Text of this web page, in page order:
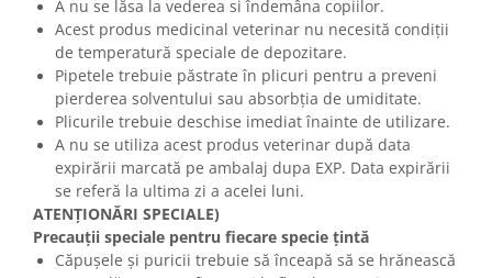
A nu se lăsa la vederea si îndemâna copiilor.
Acest produs medicinal veterinar nu necesită condiții
de temperatură speciale de depozitare.
Pipetele trebuie păstrate în plicuri pentru a preveni
pierderea solventului sau absorbția de umiditate.
Plicurile trebuie deschise imediat înainte de utilizare.
A nu se utiliza acest produs veterinar după data
expirării marcată pe ambalaj dupa EXP. Data expirării
se referă la ultima zi a acelei luni.
ATENȚIONĂRI SPECIALE)
Precauții speciale pentru fiecare specie țintă
Căpușele și puricii trebuie să înceapă să se hrănească